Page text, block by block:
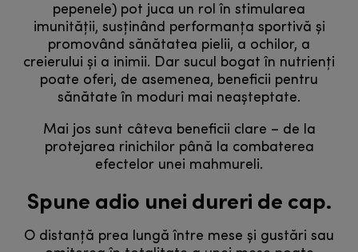
pepenele) pot juca un rol în stimularea
imunității, susținând performanța sportivă și
promovând sănătatea pielii, a ochilor, a
creierului și a inimii. Dar sucul bogat în nutrienți
poate oferi, de asemenea, beneficii pentru
sănătate în moduri mai neașteptate.
Mai jos sunt câteva beneficii clare – de la
protejarea rinichilor până la combaterea
efectelor unei mahmureli.
Spune adio unei dureri de cap.
O distanță prea lungă între mese și gustări sau